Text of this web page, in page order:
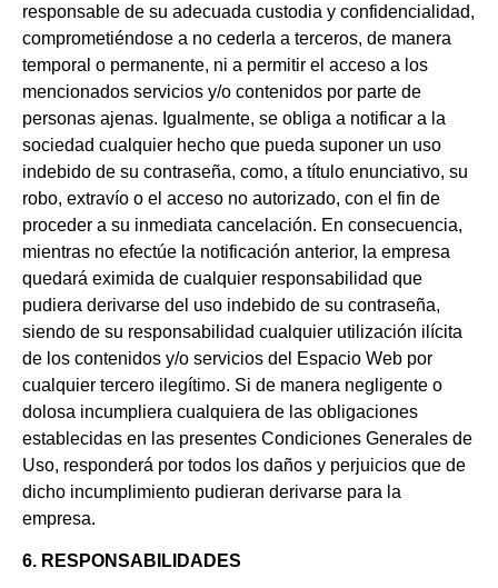
responsable de su adecuada custodia y confidencialidad,
comprometiéndose a no cederla a terceros, de manera
temporal o permanente, ni a permitir el acceso a los
mencionados servicios y/o contenidos por parte de
personas ajenas. Igualmente, se obliga a notificar a la
sociedad cualquier hecho que pueda suponer un uso
indebido de su contraseña, como, a título enunciativo, su
robo, extravío o el acceso no autorizado, con el fin de
proceder a su inmediata cancelación. En consecuencia,
mientras no efectúe la notificación anterior, la empresa
quedará eximida de cualquier responsabilidad que
pudiera derivarse del uso indebido de su contraseña,
siendo de su responsabilidad cualquier utilización ilícita
de los contenidos y/o servicios del Espacio Web por
cualquier tercero ilegítimo. Si de manera negligente o
dolosa incumpliera cualquiera de las obligaciones
establecidas en las presentes Condiciones Generales de
Uso, responderá por todos los daños y perjuicios que de
dicho incumplimiento pudieran derivarse para la
empresa.
6. RESPONSABILIDADES